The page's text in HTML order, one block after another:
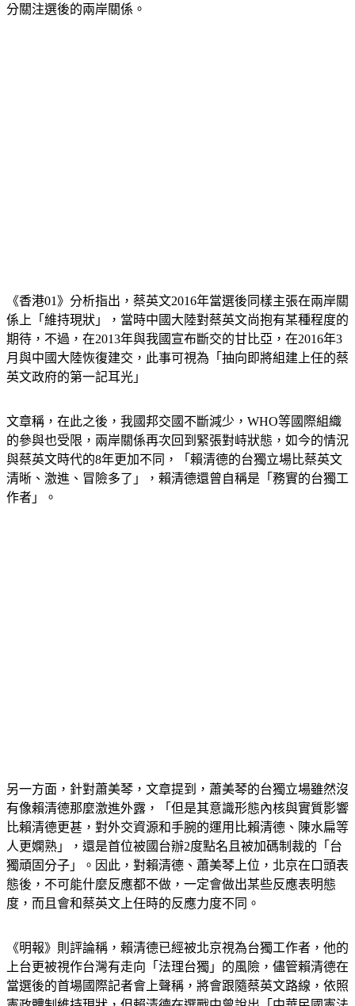
係上「維持現狀」，當時中國大陸對蔡英文尚抱有某種程度的
期待，不過，在2013年與我國宣布斷交的甘比亞，在2016年3
月與中國大陸恢復建交，此事可視為「抽向即將組建上任的蔡
英文政府的第一記耳光」
的參與也受限，兩岸關係再次回到緊張對峙狀態，如今的情況
與蔡英文時代的8年更加不同，「賴清德的台獨立場比蔡英文
清晰、激進、冒險多了」，賴清德還曾自稱是「務實的台獨工
作者」。
有像賴清德那麼激進外露，「但是其意識形態內核與實質影響
比賴清德更甚，對外交資源和手腕的運用比賴清德、陳水扁等
人更嫻熟」，還是首位被國台辦2度點名且被加碼制裁的「台
獨頑固分子」。因此，對賴清德、蕭美琴上位，北京在口頭表
態後，不可能什麼反應都不做，一定會做出某些反應表明態
度，而且會和蔡英文上任時的反應力度不同。
上台更被視作台灣有走向「法理台獨」的風險，儘管賴清德在
當選後的首場國際記者會上聲稱，將會跟隨蔡英文路線，依照
憲政體制維持現狀，但賴清德在選戰中曾說出「中華民國憲法